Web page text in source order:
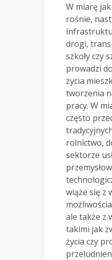
W miarę
rośnie,
drogi,
szkoły czy
prowadzi
życia
tworzenia
pracy. W
często
rolnictwo,
sektorze
wiąże się z
ale także z
takimi jak
życia czy